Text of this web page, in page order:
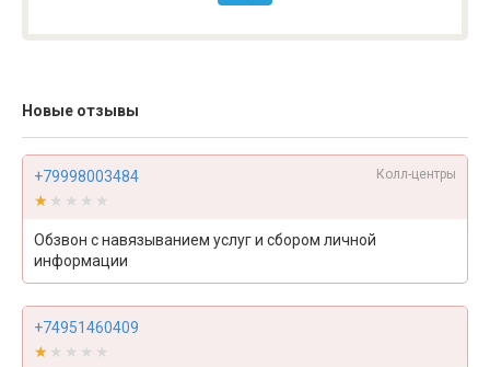
Новые отзывы
+79998003484 Колл-центры
★★★★★
★★★★★
Обзвон с навязыванием услуг и сбором личной
информации
+74951460409
★★★★★
★★★★★